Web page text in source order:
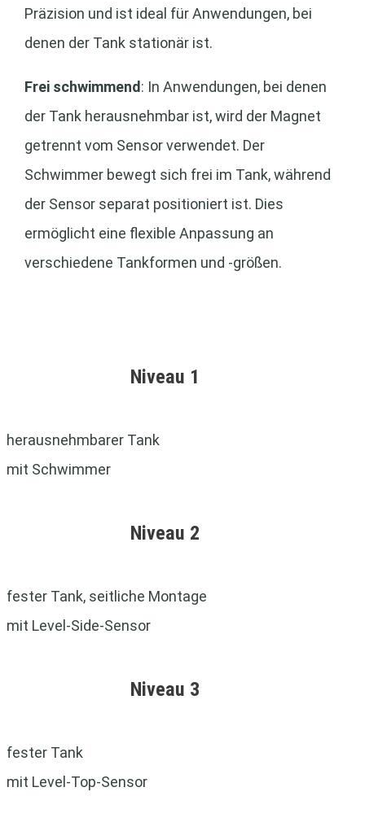
Präzision und ist ideal für Anwendungen, bei
denen der Tank stationär ist.
Frei schwimmend : In Anwendungen, bei denen
der Tank herausnehmbar ist, wird der Magnet
getrennt vom Sensor verwendet. Der
Schwimmer bewegt sich frei im Tank, während
der Sensor separat positioniert ist. Dies
ermöglicht eine flexible Anpassung an
verschiedene Tankformen und -größen.
Niveau 1
herausnehmbarer Tank
mit Schwimmer
Niveau 2
fester Tank, seitliche Montage
mit Level-Side-Sensor
Niveau 3
fester Tank
mit Level-Top-Sensor